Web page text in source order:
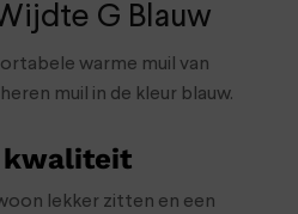
G Blauw
warme muil van
muil in de kleur blauw.
kwaliteit
lekker zitten en een